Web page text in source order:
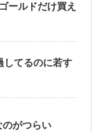
ールドだけ買え
してるのに若す
のがつらい